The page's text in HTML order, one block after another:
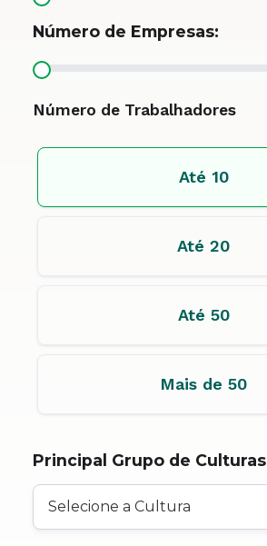
Número de Empresas:
Número de Trabalhadores
Até 10
Até 20
Até 50
Mais de 50
Principal Grupo de Culturas